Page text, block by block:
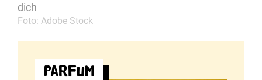
dich
Foto: Adobe Stock
Parfum